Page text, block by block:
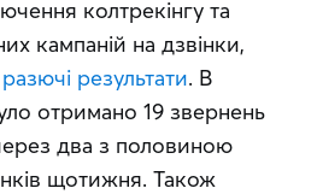
колтрекінгу та
кампаній на дзвінки,
результати. В
отримано 19 звернень
два з половиною
щотижня. Також